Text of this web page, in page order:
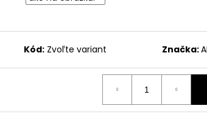
Kód: Zvoľte variant Značka: